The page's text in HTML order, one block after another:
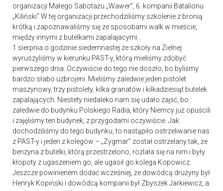
organizacji Małego Sabotażu „Wawer”, 6. kompanii Batalionu
„Kiliński” W tej organizacji przechodziliśmy szkolenie z bronią
krótką i zapoznawaliśmy się ze sposobami walk w mieście,
między innymi z butelkami zapalajacymi...
1 sierpnia o godzinie siedemnastej ze szkoły na Zielnej
wyruszyliśmy w kierunku PAST-y, którą mieliśmy zdobyć
pierwszego dnia. Oczywiście do tego nie doszło, bo byliśmy
bardzo słabo uzbrojeni. Mieliśmy zaledwie jeden pistolet
maszynowy, trzy pistolety, kilka granatów i kilkadziesiąt butelek
zapalających. Niestety niedaleko nam się udało zajść, bo
zaledwie do budynku Polskiego Radia, który Niemcy już opuścili
i zajęliśmy ten budynek, z przygodami oczywiście. Jak
dochodziliśmy do tego budynku, to nastąpiło ostrzeliwanie nas
z PAST-y i jeden z kolegów – „Zygmar” został ostrzelany tak, że
benzyna z butelki, którą przestrzelono, rozlała się na nim i były
kłopoty z ugaszeniem go, ale ugasił go kolega Kopowicz.
Jeszcze powinienem dodać wcześniej, że dowódcą drużyny był
Henryk Kopiński i dowódcą kompanii był Zbyszek Jarkiewicz, a